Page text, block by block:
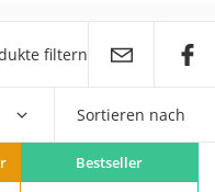
filtern
Sortieren nach
Bestseller